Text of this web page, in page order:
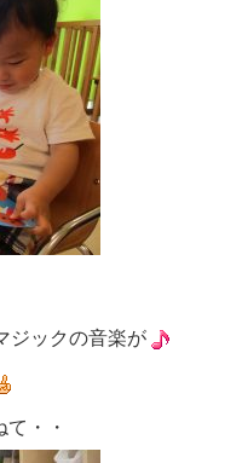
ジックの音楽が
・・